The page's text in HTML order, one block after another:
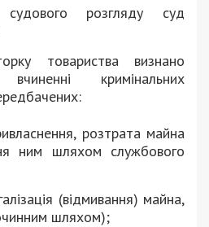
розгляду суд
товариства визнано
кримінальних
розтрата майна
ним шляхом службового
(відмивання) майна,
шляхом);